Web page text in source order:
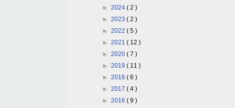
► 2024 ( 2 )
► 2023 ( 2 )
► 2022 ( 5 )
► 2021 ( 12 )
► 2020 ( 7 )
► 2019 ( 11 )
► 2018 ( 6 )
► 2017 ( 4 )
► 2016 ( 9 )